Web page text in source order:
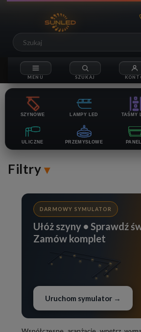
SZYNOWE LAMPY LED TAŚMY
ULICZNE PRZEMYSŁOWE
Filtry
DARMOWY SYMULATOR
Ułóż szyny • Sprawdź
Zamów komplet
Uruchom symulator →